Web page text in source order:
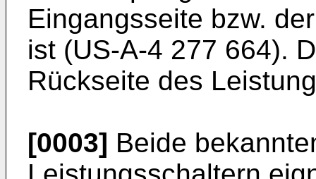
Eingangsseite bzw.
ist (US-A-4 277 664).
Rückseite des
[0003] Beide